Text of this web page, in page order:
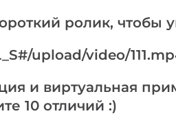
ролик, чтобы
upload/video/
и виртуальная
10 отличий :)